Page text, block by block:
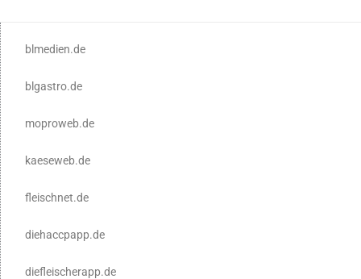
blmedien.de
blgastro.de
moproweb.de
kaeseweb.de
fleischnet.de
diehaccpapp.de
diefleischerapp.de